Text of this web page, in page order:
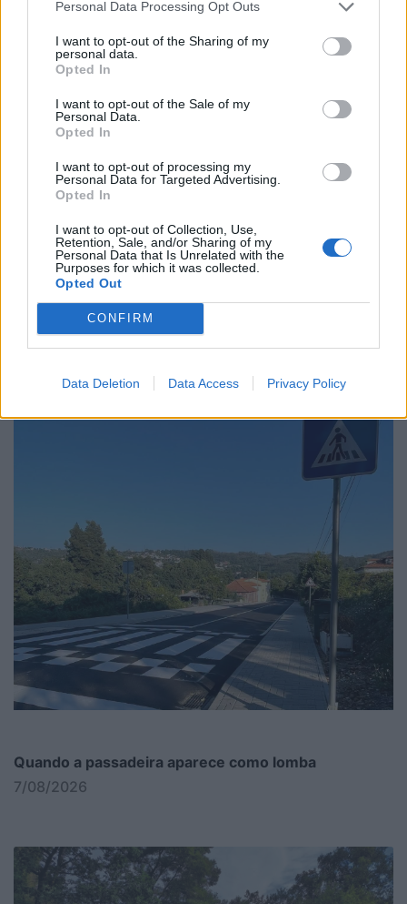
Personal Data Processing Opt Outs
I want to opt-out of the Sharing of my
personal data.
Opted In
I want to opt-out of the Sale of my
Personal Data.
Opted In
I want to opt-out of processing my
Personal Data for Targeted Advertising.
Opted In
I want to opt-out of Collection, Use,
Retention, Sale, and/or Sharing of my
Personal Data that Is Unrelated with the
Purposes for which it was collected.
Opted Out
CONFIRM
Data Deletion Data Access Privacy Policy
Semáforos
7/08/2026
Quando a passadeira aparece como lomba
7/08/2026